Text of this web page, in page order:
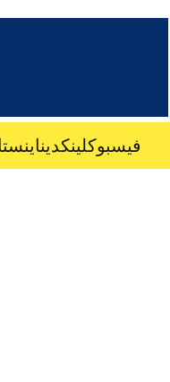
فیسبوکلینکدین